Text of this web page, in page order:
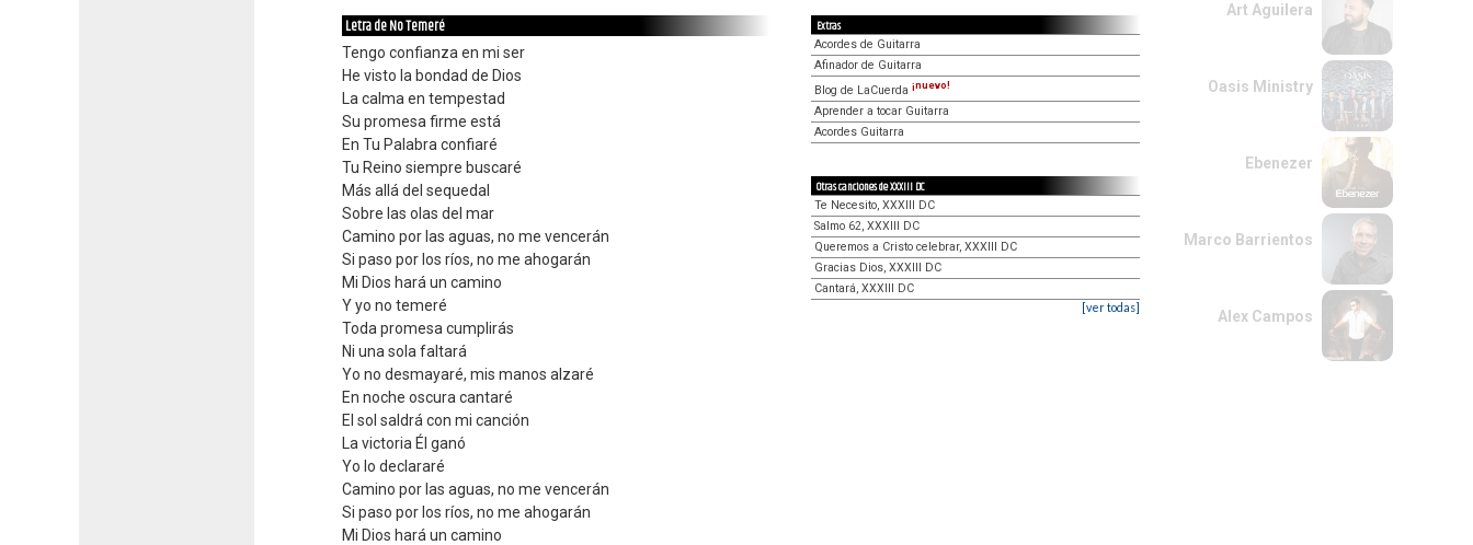
Letra de No Temeré
Tengo confianza en mi ser
He visto la bondad de Dios
La calma en tempestad
Su promesa firme está
En Tu Palabra confiaré
Tu Reino siempre buscaré
Más allá del sequedal
Sobre las olas del mar
Camino por las aguas, no me vencerán
Si paso por los ríos, no me ahogarán
Mi Dios hará un camino
Y yo no temeré
Toda promesa cumplirás
Ni una sola faltará
Yo no desmayaré, mis manos alzaré
En noche oscura cantaré
El sol saldrá con mi canción
La victoria Él ganó
Yo lo declararé
Camino por las aguas, no me vencerán
Si paso por los ríos, no me ahogarán
Mi Dios hará un camino
Extras
Acordes de Guitarra
Afinador de Guitarra
Blog de LaCuerda ¡nuevo!
Aprender a tocar Guitarra
Acordes Guitarra
Otras canciones de XXXIII DC
Te Necesito, XXXIII DC
Salmo 62, XXXIII DC
Queremos a Cristo celebrar, XXXIII DC
Gracias Dios, XXXIII DC
Cantará, XXXIII DC
[ver todas]
Art Aguilera
Oasis Ministry
Ebenezer
Marco Barrientos
Alex Campos